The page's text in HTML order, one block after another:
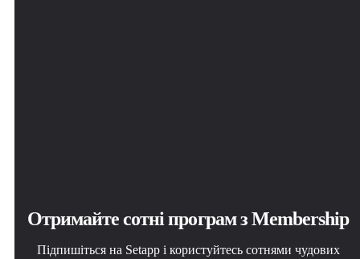
Отримайте сотні програм з Membership
Підпишіться на Setapp і користуйтесь сотнями чудових